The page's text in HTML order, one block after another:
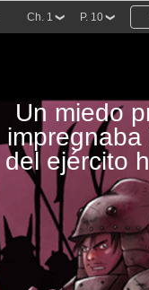
P. 10
Ch. 1
Un miedo
impregnaba
del ejército